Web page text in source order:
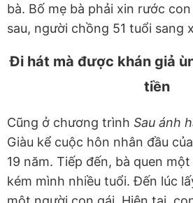
bà. Bố mẹ bà phải xin rước
sau, người chồng 51 tuổi sang
Đi hát mà được khán giả
tiền
Cũng ở chương trình Sau ánh
Giàu kể cuộc hôn nhân đầu
19 năm. Tiếp đến, bà quen
kém mình nhiều tuổi. Đến lúc